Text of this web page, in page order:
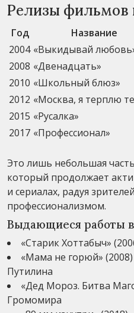
Релизы фильмов
Год Название
2004 «Выкидывай
2008 «Двенадцать»
2010 «Школьный блюз»
2012 «Москва, я терплю
2015 «Русалка»
2017 «Профессионал»
Это лишь небольшая
который продолжает
и сериалах, радуя
профессионализмом.
Выдающиеся работы
«Старик Хоттабыч»
«Мама не горюй»
Путилина
«Дед Мороз. Битва
Громомира